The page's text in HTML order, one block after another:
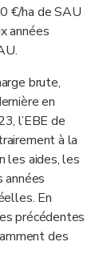
€/ha de SAU
années
brute,
en
l’EBE de
à la
les aides, les
En
précédentes
des